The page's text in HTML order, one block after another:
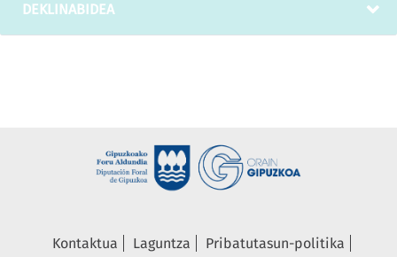
DEKLINABIDEA
Kontaktua Laguntza
Pribatutasun-politika